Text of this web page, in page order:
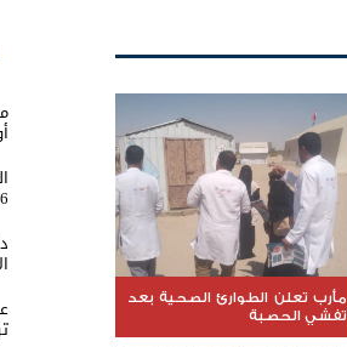
مأرب تعلن الطوارئ الصحية بعد
تفشي الحصبة
16 من